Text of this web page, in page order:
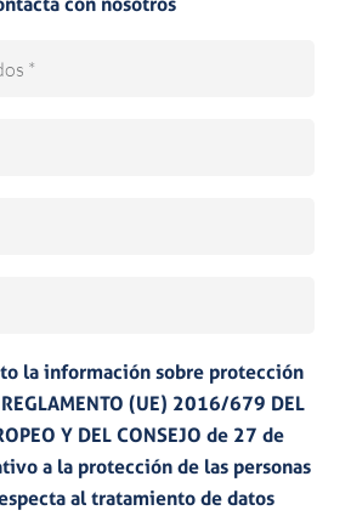
la información sobre protección
(UE) 2016/679 DEL
Y DEL CONSEJO de 27 de
a la protección de las personas
al tratamiento de datos